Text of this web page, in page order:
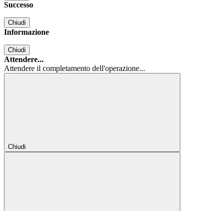
Successo
Chiudi
Informazione
Chiudi
Attendere...
Attendere il completamento dell'operazione...
Chiudi